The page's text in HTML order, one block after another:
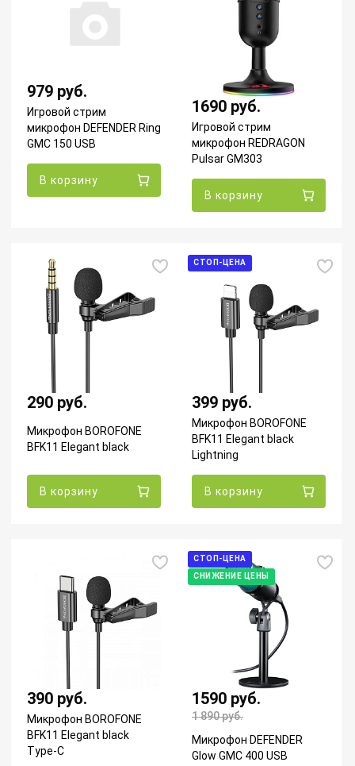
979 руб.
Игровой стрим
микрофон DEFENDER Ring
GMC 150 USB
В корзину
1690 руб.
Игровой стрим
микрофон REDRAGON
Pulsar GM303
В корзину
290 руб.
Микрофон BOROFONE
BFK11 Elegant black
В корзину
СТОП-ЦЕНА
399 руб.
Микрофон BOROFONE
BFK11 Elegant black
Lightning
В корзину
390 руб.
Микрофон BOROFONE
BFK11 Elegant black
Type-C
СТОП-ЦЕНА
СНИЖЕНИЕ ЦЕНЫ
1590 руб.
1 890руб.
Микрофон DEFENDER
Glow GMC 400 USB